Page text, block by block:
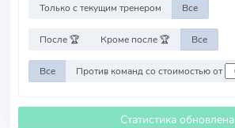
Только с текущим тренером Все
После 🏆 Кроме после 🏆 Все
Все Против команд со стоимостью от
Статистика обновлена